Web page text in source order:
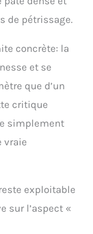
de pétrissage.
concrète: la
et se
que d’un
critique
simplement
vraie
exploitable
sur l’aspect «